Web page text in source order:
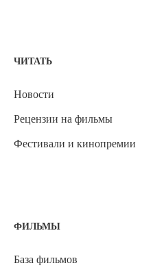
ЧИТАТЬ
Новости
Рецензии на фильмы
Фестивали и кинопремии
ФИЛЬМЫ
База фильмов